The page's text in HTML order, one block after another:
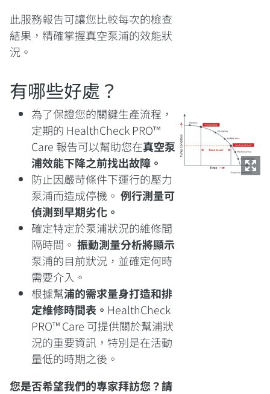
此服務報告可讓您比較每次的檢查
結果，精確掌握真空泵浦的效能狀
況。
有哪些好處？
為了保證您的關鍵生產流程，
定期的 HealthCheck PRO™
Care 報告可以幫助您在真空泵
浦效能下降之前找出故障。
防止因嚴苛條件下運行的壓力
泵浦而造成停機。 例行測量可
偵測到早期劣化。
確定特定於泵浦狀況的維修間
隔時間。 振動測量分析將顯示
泵浦的目前狀況，並確定何時
需要介入。
根據幫浦的需求量身打造和排
定維修時間表。 HealthCheck
PRO™ Care 可提供關於幫浦狀
況的重要資訊，特別是在活動
量低的時期之後。
您是否希望我們的專家拜訪您？請